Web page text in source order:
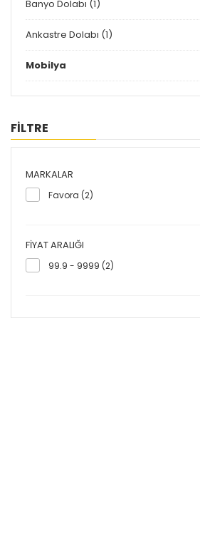
Banyo Dolabı (1)
Ankastre Dolabı (1)
Mobilya
FİLTRE
MARKALAR
Favora (2)
FIYAT ARALIĞI
99.9 - 9999 (2)